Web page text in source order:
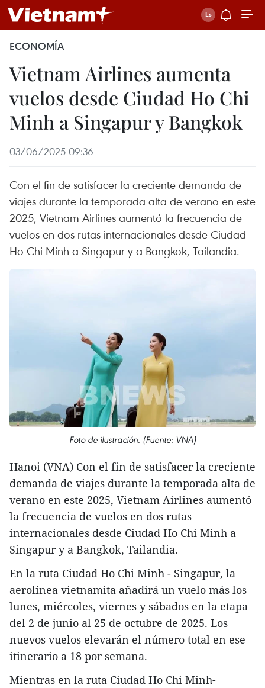
ECONOMÍA
Vietnam Airlines aumenta
vuelos desde Ciudad Ho Chi
Minh a Singapur y Bangkok
03/06/2025 09:36
Con el fin de satisfacer la creciente demanda de
viajes durante la temporada alta de verano en este
2025, Vietnam Airlines aumentó la frecuencia de
vuelos en dos rutas internacionales desde Ciudad
Ho Chi Minh a Singapur y a Bangkok, Tailandia.
Foto de ilustración. (Fuente: VNA)
Hanoi (VNA) Con el fin de satisfacer la creciente
demanda de viajes durante la temporada alta de
verano en este 2025, Vietnam Airlines aumentó
la frecuencia de vuelos en dos rutas
internacionales desde Ciudad Ho Chi Minh a
Singapur y a Bangkok, Tailandia.
En la ruta Ciudad Ho Chi Minh - Singapur, la
aerolínea vietnamita añadirá un vuelo más los
lunes, miércoles, viernes y sábados en la etapa
del 2 de junio al 25 de octubre de 2025. Los
nuevos vuelos elevarán el número total en ese
itinerario a 18 por semana.
Mientras en la ruta Ciudad Ho Chi Minh-